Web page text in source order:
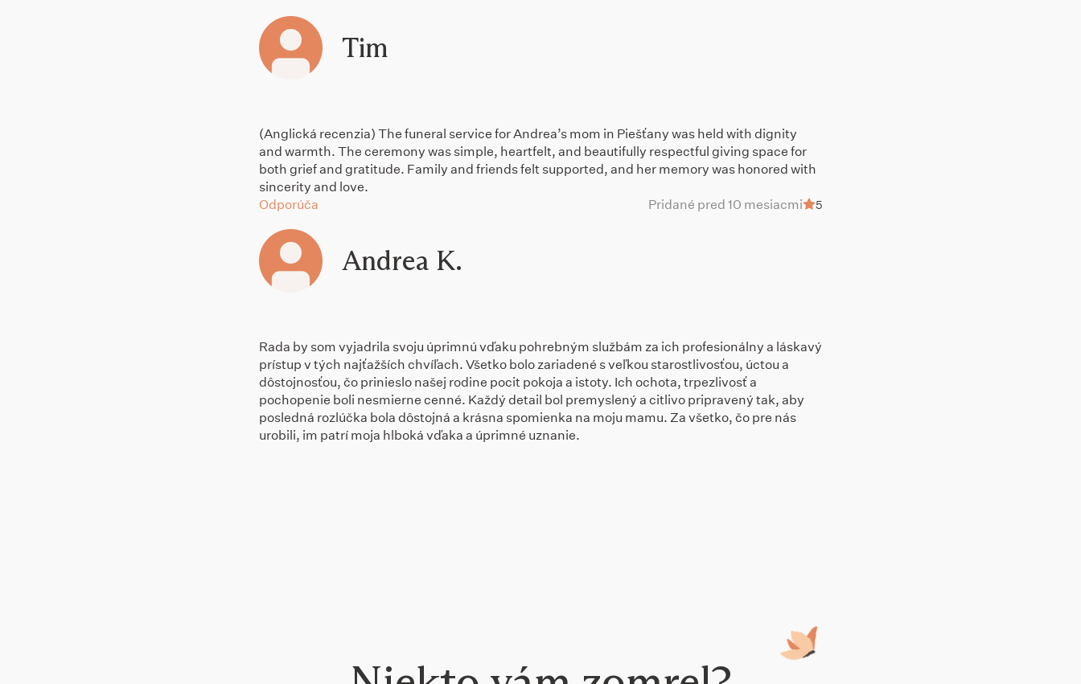
Tim
(Anglická recenzia) The funeral service for Andrea’s mom in Piešťany was held with dignity
and warmth. The ceremony was simple, heartfelt, and beautifully respectful giving space for
both grief and gratitude. Family and friends felt supported, and her memory was honored with
sincerity and love.
Odporúča
Pridané pred 10 mesiacmi 5
Andrea K.
Rada by som vyjadrila svoju úprimnú vďaku pohrebným službám za ich profesionálny a láskavý
prístup v tých najťažších chvíľach. Všetko bolo zariadené s veľkou starostlivosťou, úctou a
dôstojnosťou, čo prinieslo našej rodine pocit pokoja a istoty. Ich ochota, trpezlivosť a
pochopenie boli nesmierne cenné. Každý detail bol premyslený a citlivo pripravený tak, aby
posledná rozlúčka bola dôstojná a krásna spomienka na moju mamu. Za všetko, čo pre nás
urobili, im patrí moja hlboká vďaka a úprimné uznanie.